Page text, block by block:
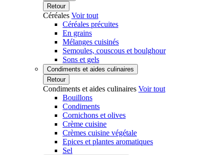
Retour
Céréales Voir tout
Céréales précuites
En grains
Mélanges cuisinés
Semoules, couscous et boulghour
Sons et gels
Condiments et aides culinaires
Retour
Condiments et aides culinaires Voir tout
Bouillons
Condiments
Cornichons et olives
Crème cuisine
Crèmes cuisine végétale
Epices et plantes aromatiques
Sel